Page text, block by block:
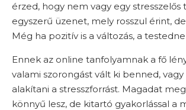
érzed, hogy nem vagy egy
egyszerű üzenet, mely rosszul érint,
Még ha pozitív is a változás, a
Ennek az online tanfolyamnak a fő
valami szorongást vált ki benned,
alakítani a stresszforrást. Magadat
könnyű lesz, de kitartó gyakorlással a